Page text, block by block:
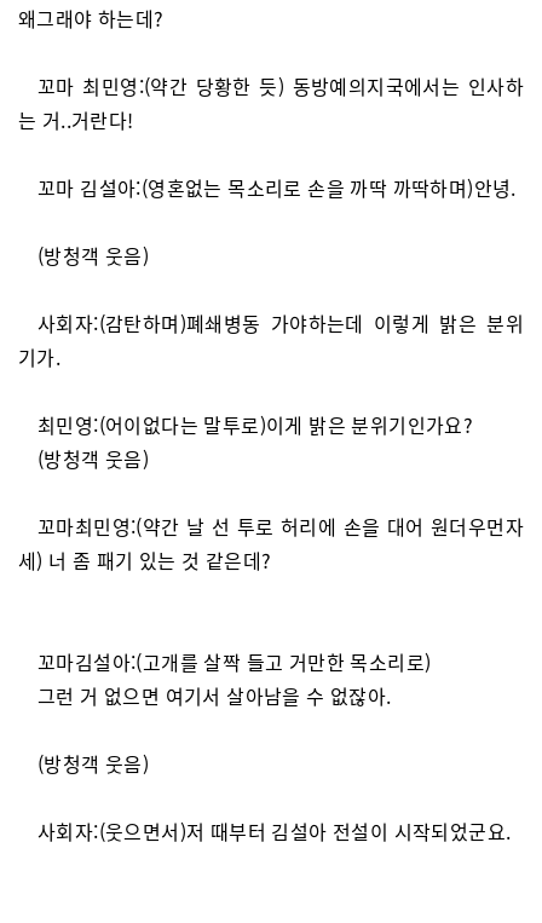
왜그래야 하는데?
꼬마 최민영:(약간 당황한 듯) 동방예의지국에서는 인사하
는 거..거란다!
꼬마 김설아:(영혼없는 목소리로 손을 까딱 까딱하며)안녕.
(방청객 웃음)
사회자:(감탄하며)폐쇄병동 가야하는데 이렇게 밝은 분위
기가.
최민영:(어이없다는 말투로)이게 밝은 분위기인가요?
(방청객 웃음)
꼬마최민영:(약간 날 선 투로 허리에 손을 대어 원더우먼자
세) 너 좀 패기 있는 것 같은데?
꼬마김설아:(고개를 살짝 들고 거만한 목소리로)
그런 거 없으면 여기서 살아남을 수 없잖아.
(방청객 웃음)
사회자:(웃으면서)저 때부터 김설아 전설이 시작되었군요.